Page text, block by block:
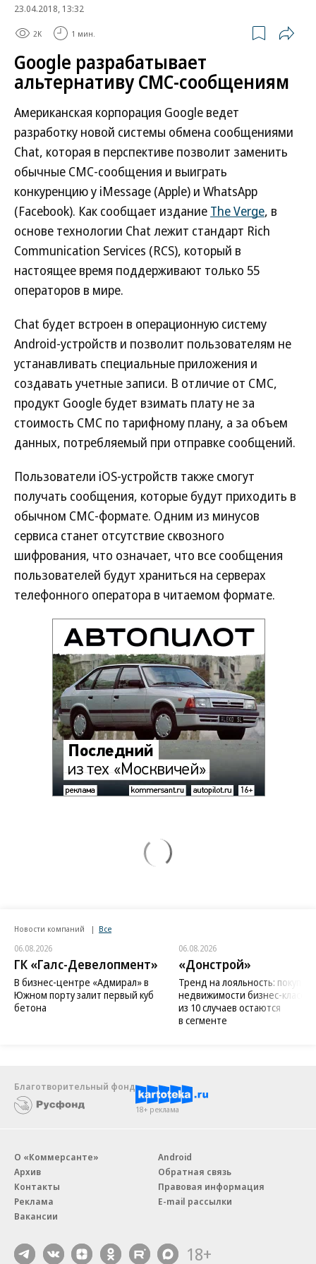
23.04.2018, 13:32
2K 1 мин.
Google разрабатывает
альтернативу СМС-сообщениям
Американская корпорация Google ведет
разработку новой системы обмена сообщениями
Chat, которая в перспективе позволит заменить
обычные СМС-сообщения и выиграть
конкуренцию у iMessage (Apple) и WhatsApp
(Facebook). Как сообщает издание The Verge, в
основе технологии Chat лежит стандарт Rich
Communication Services (RCS), который в
настоящее время поддерживают только 55
операторов в мире.
Chat будет встроен в операционную систему
Android-устройств и позволит пользователям не
устанавливать специальные приложения и
создавать учетные записи. В отличие от СМС,
продукт Google будет взимать плату не за
стоимость СМС по тарифному плану, а за объем
данных, потребляемый при отправке сообщений.
Пользователи iOS-устройств также смогут
получать сообщения, которые будут приходить в
обычном СМС-формате. Одним из минусов
сервиса станет отсутствие сквозного
шифрования, что означает, что все сообщения
пользователей будут храниться на серверах
телефонного оператора в читаемом формате.
Новости компаний Все
06.08.2026
ГК «Галс-Девелопмент»
В бизнес-центре «Адмирал» в
Южном порту залит первый куб
бетона
06.08.2026
«Донстрой»
Тренд на лояльность:
недвижимости бизнес-класса
из 10 случаев остаются
в сегменте
Благотворительный фонд
18+ реклама
О «Коммерсанте»
Архив
Контакты
Реклама
Вакансии
Android
Обратная связь
Правовая информация
E-mail рассылки
18+